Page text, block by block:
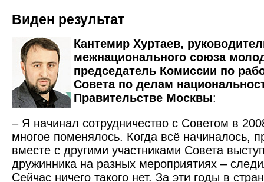
Виден результат
Кантемир Хуртаев,
межнационального союза
председатель Комиссии по
Совета по делам
Правительстве Москвы:
– Я начинал сотрудничество с Советом в
многое поменялось. Когда всё начиналось,
вместе с другими участниками Совета
дружинника на разных мероприятиях –
Сейчас ничего такого нет. За эти годы в